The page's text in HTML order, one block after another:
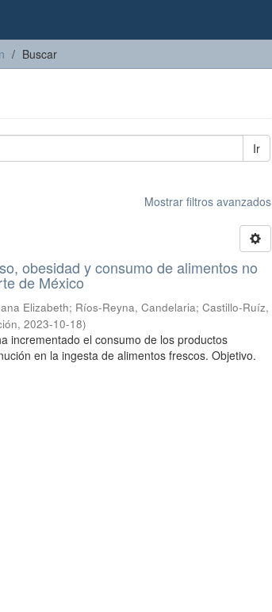
Buscar
Ir
Mostrar filtros avanzados
obesidad y consumo de alimentos no
de México
Elizabeth; Ríos-Reyna, Candelaria;Castillo-Ruíz,
,2023-10-18)
incrementado el consumo de los productos
en la ingesta de alimentos frescos. Objetivo.